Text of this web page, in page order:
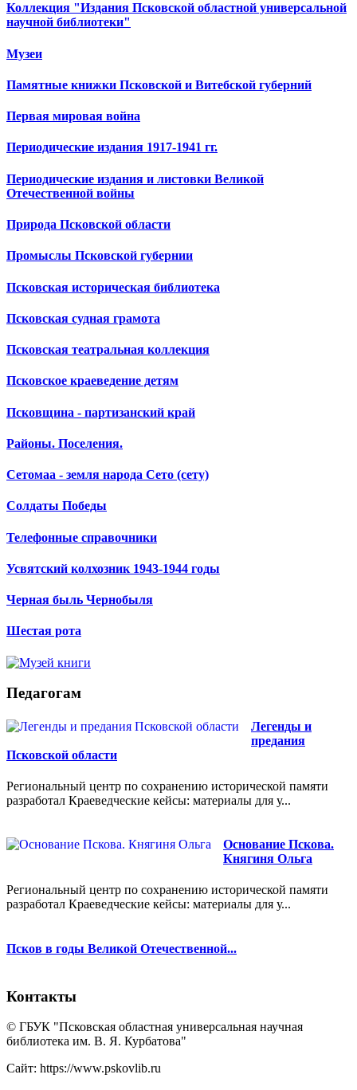
Коллекция "Издания Псковской областной универсальной
научной библиотеки"
Музеи
Памятные книжки Псковской и Витебской губерний
Первая мировая война
Периодические издания 1917-1941 гг.
Периодические издания и листовки Великой
Отечественной войны
Природа Псковской области
Промыслы Псковской губернии
Псковская историческая библиотека
Псковская судная грамота
Псковская театральная коллекция
Псковское краеведение детям
Псковщина - партизанский край
Районы. Поселения.
Сетомаа - земля народа Сето (сету)
Солдаты Победы
Телефонные справочники
Усвятский колхозник 1943-1944 годы
Черная быль Чернобыля
Шестая рота
Педагогам
Легенды и
предания
Псковской области
Региональный центр по сохранению исторической памяти
разработал Краеведческие кейсы: материалы для у...
Основание Пскова.
Княгиня Ольга
Региональный центр по сохранению исторической памяти
разработал Краеведческие кейсы: материалы для у...
Псков в годы Великой Отечественной...
Контакты
© ГБУК "Псковская областная универсальная научная
библиотека им. В. Я. Курбатова"
Сайт: https://www.pskovlib.ru